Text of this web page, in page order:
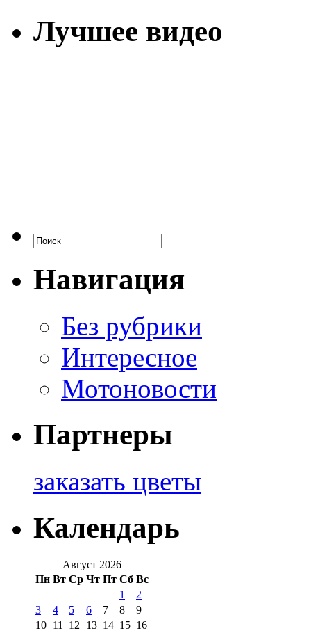
Лучшее видео
Навигация
Без рубрики
Интересное
Мотоновости
Партнеры
заказать цветы
Календарь
Август 2026
Пн Вт Ср Чт Пт Сб Вс
1
2
3
4 5 6 7 8
9
10 11 12 13 14 15 16